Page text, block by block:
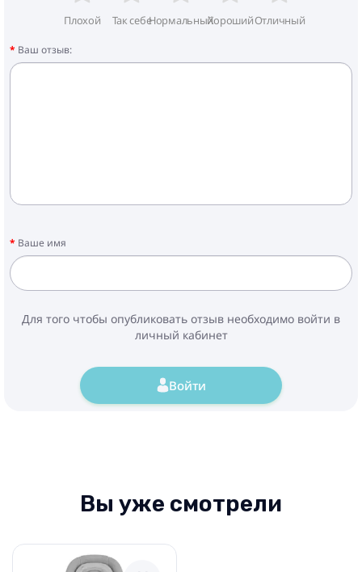
Плохой Так себеНормальныйХорошийОтличный
Ваш отзыв:
Ваше имя
Для того чтобы опубликовать отзыв необходимо войти в
личный кабинет
Войти
Вы уже смотрели